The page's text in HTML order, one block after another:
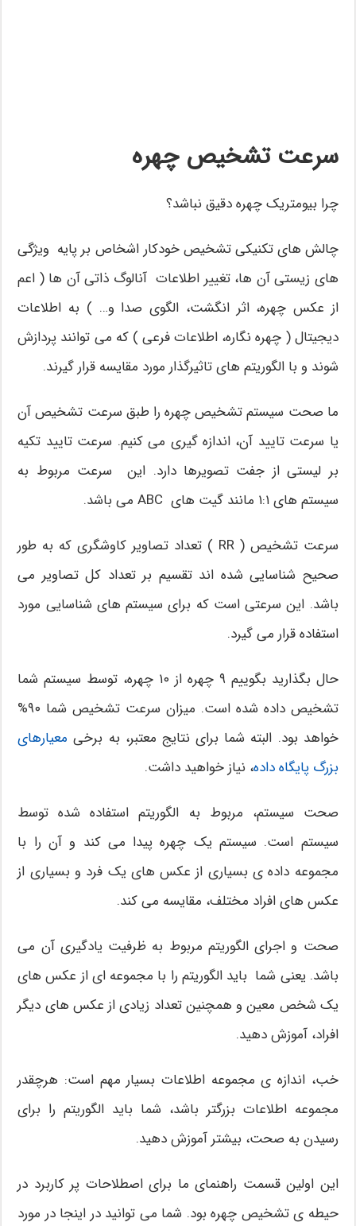
سرعت تشخیص چهره
چرا بیومتریک چهره دقیق نباشد؟
چالش های تکنیکی تشخیص خودکار اشخاص بر پایه ویژگی
های زیستی آن ها، تغییر اطلاعات آنالوگ ذاتی آن ها ( اعم
از عکس چهره، اثر انگشت، الگوی صدا و… ) به اطلاعات
دیجیتال ( چهره نگاره، اطلاعات فرعی ) که می توانند پردازش
شوند و با الگوریتم های تاثیرگذار مورد مقایسه قرار گیرند.
ما صحت سیستم تشخیص چهره را طبق سرعت تشخیص آن
یا سرعت تایید آن، اندازه گیری می کنیم. سرعت تایید تکیه
بر لیستی از جفت تصویرها دارد. این سرعت مربوط به
سیستم های ۱:۱ مانند گیت های ABC می باشد.
سرعت تشخیص ( RR ) تعداد تصاویر کاوشگری که به طور
صحیح شناسایی شده اند تقسیم بر تعداد کل تصاویر می
باشد. این سرعتی است که برای سیستم های شناسایی مورد
استفاده قرار می گیرد.
حال بگذارید بگوییم ۹ چهره از ۱۰ چهره، توسط سیستم شما
تشخیص داده شده است. میزان سرعت تشخیص شما ۹۰%
خواهد بود. البته شما برای نتایج معتبر، به برخی معیارهای
بزرگ پایگاه داده، نیاز خواهید داشت.
صحت سیستم، مربوط به الگوریتم استفاده شده توسط
سیستم است. سیستم یک چهره پیدا می کند و آن را با
مجموعه داده ی بسیاری از عکس های یک فرد و بسیاری از
عکس های افراد مختلف، مقایسه می کند.
صحت و اجرای الگوریتم مربوط به ظرفیت یادگیری آن می
باشد. یعنی شما باید الگوریتم را با مجموعه ای از عکس های
یک شخص معین و همچنین تعداد زیادی از عکس های دیگر
افراد، آموزش دهید.
خب، اندازه ی مجموعه اطلاعات بسیار مهم است: هرچقدر
مجموعه اطلاعات بزرگتر باشد، شما باید الگوریتم را برای
رسیدن به صحت، بیشتر آموزش دهید.
این اولین قسمت راهنمای ما برای اصطلاحات پر کاربرد در
حیطه ی تشخیص چهره بود. شما می توانید در اینجا در مورد